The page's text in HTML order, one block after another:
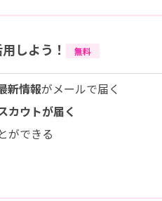
しよう！ 無料
新情報がメールで届く
カウトが届く
ができる